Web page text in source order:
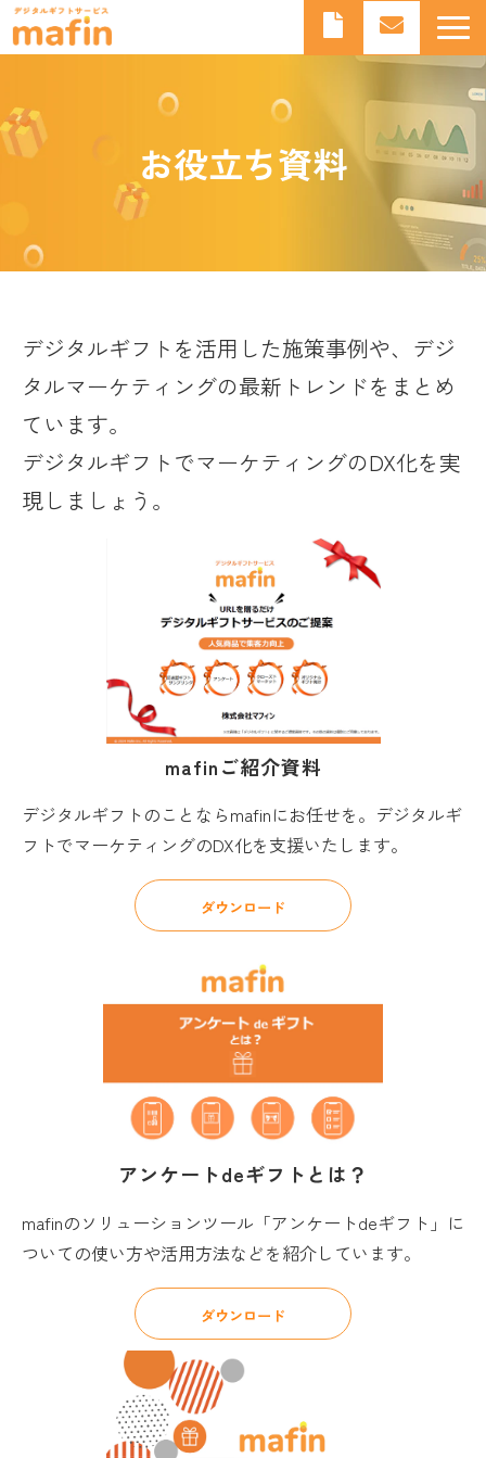
デジタルギフトサービスmafinとは
よくあるご質問
ブログ
お役立ち資料
デジタルギフトを活用した施策事例や、デジ
タルマーケティングの最新トレンドをまとめ
ています。
デジタルギフトでマーケティングのDX化を実
現しましょう。
mafinご紹介資料
デジタルギフトのことならmafinにお任せを。デジタルギ
フトでマーケティングのDX化を支援いたします。
ダウンロード
アンケートdeギフトとは？
mafinのソリューションツール「アンケートdeギフト」に
ついての使い方や活用方法などを紹介しています。
ダウンロード